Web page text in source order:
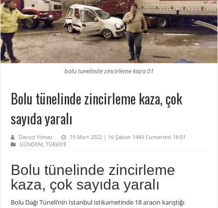
bolu tunelinde zincirleme kaza 01
Bolu tünelinde zincirleme kaza, çok
sayıda yaralı
Davud Yılmaz
19 Mart 2022 | 16 Şaban 1443 Cumartesi 16:01
GÜNDEM,TÜRKİYE
Bolu tünelinde zincirleme
kaza, çok sayıda yaralı
Bolu Dağı Tüneli’nin İstanbul istikametinde 18 aracın karıştığı